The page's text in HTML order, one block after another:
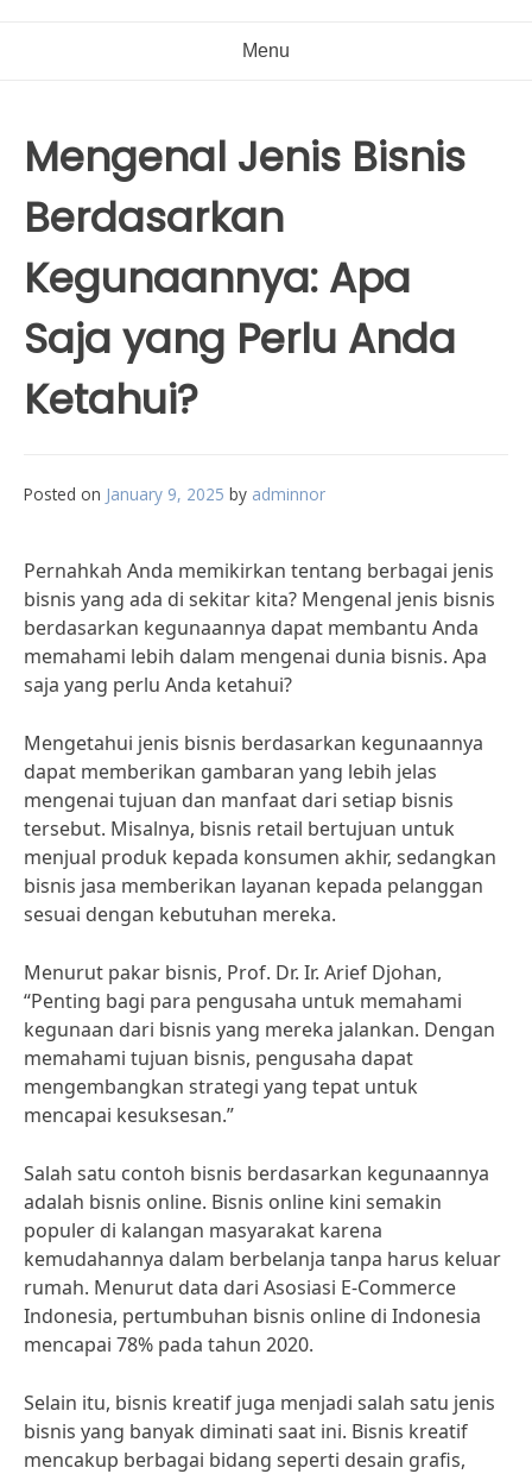
Menu
Mengenal Jenis Bisnis
Berdasarkan
Kegunaannya: Apa
Saja yang Perlu Anda
Ketahui?
Posted on January 9, 2025 by adminnor
Pernahkah Anda memikirkan tentang berbagai jenis
bisnis yang ada di sekitar kita? Mengenal jenis bisnis
berdasarkan kegunaannya dapat membantu Anda
memahami lebih dalam mengenai dunia bisnis. Apa
saja yang perlu Anda ketahui?
Mengetahui jenis bisnis berdasarkan kegunaannya
dapat memberikan gambaran yang lebih jelas
mengenai tujuan dan manfaat dari setiap bisnis
tersebut. Misalnya, bisnis retail bertujuan untuk
menjual produk kepada konsumen akhir, sedangkan
bisnis jasa memberikan layanan kepada pelanggan
sesuai dengan kebutuhan mereka.
Menurut pakar bisnis, Prof. Dr. Ir. Arief Djohan,
“Penting bagi para pengusaha untuk memahami
kegunaan dari bisnis yang mereka jalankan. Dengan
memahami tujuan bisnis, pengusaha dapat
mengembangkan strategi yang tepat untuk
mencapai kesuksesan.”
Salah satu contoh bisnis berdasarkan kegunaannya
adalah bisnis online. Bisnis online kini semakin
populer di kalangan masyarakat karena
kemudahannya dalam berbelanja tanpa harus keluar
rumah. Menurut data dari Asosiasi E-Commerce
Indonesia, pertumbuhan bisnis online di Indonesia
mencapai 78% pada tahun 2020.
Selain itu, bisnis kreatif juga menjadi salah satu jenis
bisnis yang banyak diminati saat ini. Bisnis kreatif
mencakup berbagai bidang seperti desain grafis,